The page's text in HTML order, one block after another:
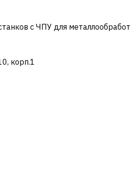
с ЧПУ для
корп.1